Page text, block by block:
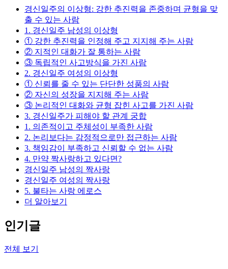
경신일주의 이상형: 강한 추진력을 존중하며 균형을 맞
출 수 있는 사람
1. 경신일주 남성의 이상형
① 강한 추진력을 인정해 주고 지지해 주는 사람
② 지적인 대화가 잘 통하는 사람
③ 독립적인 사고방식을 가진 사람
2. 경신일주 여성의 이상형
① 신뢰를 줄 수 있는 단단한 성품의 사람
② 자신의 성장을 지지해 주는 사람
③ 논리적인 대화와 균형 잡힌 사고를 가진 사람
3. 경신일주가 피해야 할 관계 궁합
1. 의존적이고 주체성이 부족한 사람
2. 논리보다는 감정적으로만 접근하는 사람
3. 책임감이 부족하고 신뢰할 수 없는 사람
4. 만약 짝사랑하고 있다면?
경신일주 남성의 짝사랑
경신일주 여성의 짝사랑
5. 불타는 사랑 에로스
더 알아보기
인기글
전체 보기